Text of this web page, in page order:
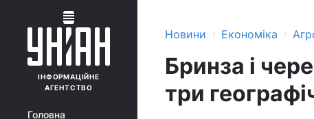
ІНФОРМАЦІЙНЕ
АГЕНТСТВО
Головна
Новини › Економіка ›
Бринза і
три